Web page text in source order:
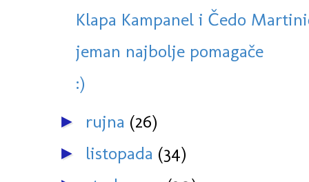
Klapa Kampanel i Čedo
jeman najbolje pomagače
:)
► rujna (26)
► listopada (34)